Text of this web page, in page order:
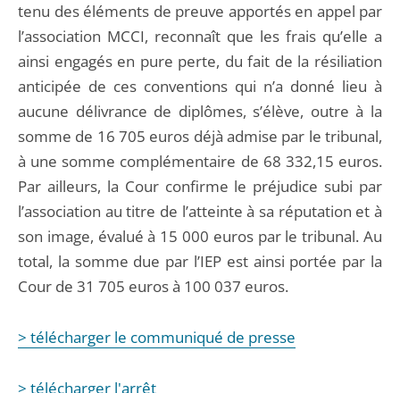
tenu des éléments de preuve apportés en appel par
l’association MCCI, reconnaît que les frais qu’elle a
ainsi engagés en pure perte, du fait de la résiliation
anticipée de ces conventions qui n’a donné lieu à
aucune délivrance de diplômes, s’élève, outre à la
somme de 16 705 euros déjà admise par le tribunal,
à une somme complémentaire de 68 332,15 euros.
Par ailleurs, la Cour confirme le préjudice subi par
l’association au titre de l’atteinte à sa réputation et à
son image, évalué à 15 000 euros par le tribunal. Au
total, la somme due par l’IEP est ainsi portée par la
Cour de 31 705 euros à 100 037 euros.
> télécharger le communiqué de presse
> télécharger l'arrêt